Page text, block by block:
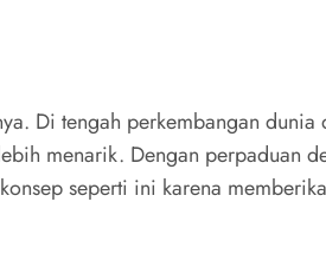
Di tengah perkembangan dunia
menarik. Dengan perpaduan
seperti ini karena